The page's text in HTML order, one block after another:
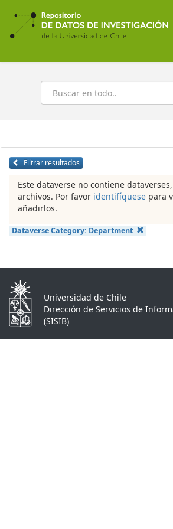
Ir
contenido
principal
Buscar
Filtrar resultados
Este dataverse no contiene
archivos. Por favor identifíquese para
añadirlos.
Dataverse Category: Department
Universidad de Chile
Dirección de Servicios de
(SISIB)